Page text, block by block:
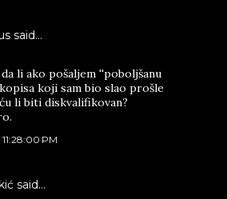
said…
da li ako pošaljem ''poboljšanu
koji sam bio slao prošle
li biti diskvalifikovan?
PM
said…